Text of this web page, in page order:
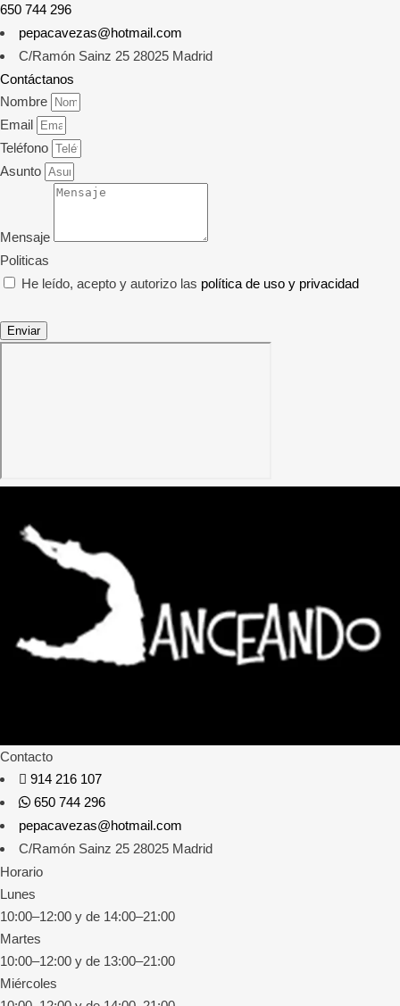
650 744 296
pepacavezas@hotmail.com
C/Ramón Sainz 25 28025 Madrid
Contáctanos
Nombre
Email
Teléfono
Asunto
Mensaje
Politicas
He leído, acepto y autorizo las política de uso y privacidad
Enviar
Contacto
914 216 107
650 744 296
pepacavezas@hotmail.com
C/Ramón Sainz 25 28025 Madrid
Horario
Lunes
10:00–12:00 y de 14:00–21:00
Martes
10:00–12:00 y de 13:00–21:00
Miércoles